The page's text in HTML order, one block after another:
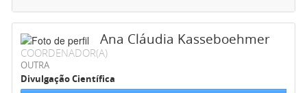
Ana Cláudia Kasseboehmer
COORDENADOR(A)
OUTRA
Divulgação Científica